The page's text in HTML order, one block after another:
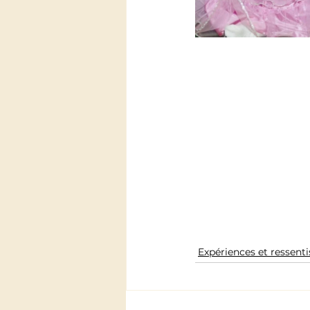
Expériences et